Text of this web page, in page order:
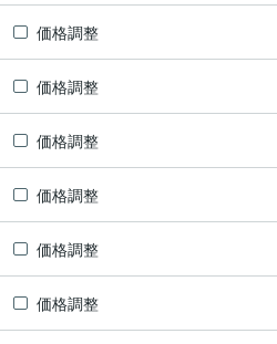
価格調整
価格調整
価格調整
価格調整
価格調整
価格調整